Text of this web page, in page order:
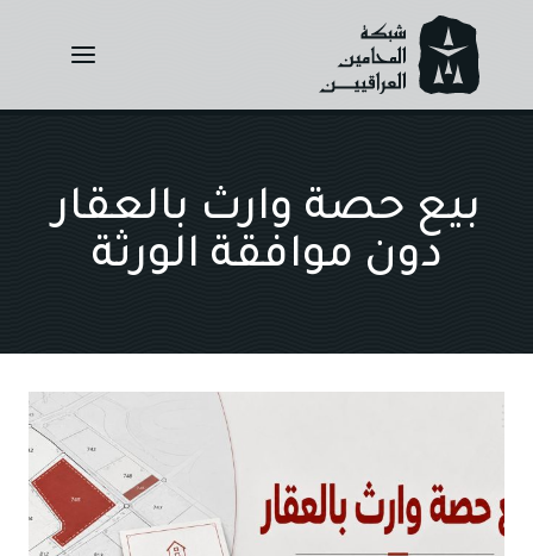
content
بيع حصة وارث بالعقار
دون موافقة الورثة